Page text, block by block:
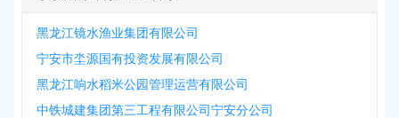
黑龙江镜水渔业集团有限公司
宁安市坔源国有投资发展有限公司
黑龙江响水稻米公园管理运营有限公司
中铁城建集团第三工程有限公司宁安分公司